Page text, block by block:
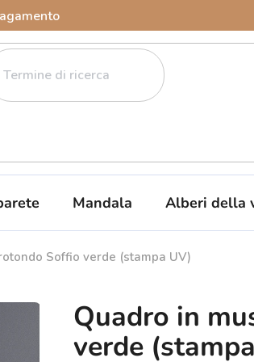
Mandala Alberi della
Soffio verde (stampa UV)
Quadro in
verde